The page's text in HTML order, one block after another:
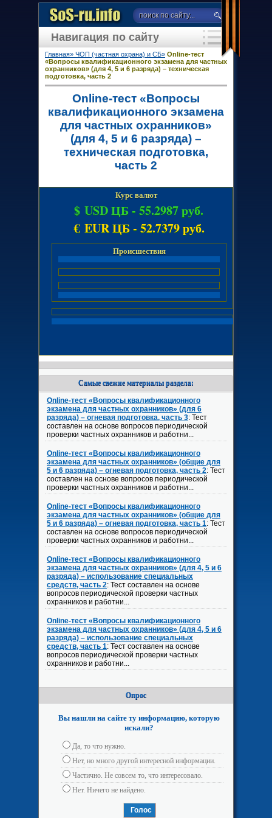
Главная» ЧОП (частная охрана) и СБ» Online-тест
«Вопросы квалификационного экзамена для частных
охранников» (для 4, 5 и 6 разряда) – техническая
подготовка, часть 2
Online-тест «Вопросы
квалификационного экзамена
для частных охранников»
(для 4, 5 и 6 разряда) –
техническая подготовка,
часть 2
Курс валют
$ USD ЦБ - 55.2987 руб.
€ EUR ЦБ - 52.7379 руб.
Происшествия
Самые свежие материалы раздела:
Online-тест «Вопросы квалификационного
экзамена для частных охранников» (для 6
разряда) – огневая подготовка, часть 3: Тест
составлен на основе вопросов периодической
проверки частных охранников и работни...
Online-тест «Вопросы квалификационного
экзамена для частных охранников» (общие для
5 и 6 разряда) – огневая подготовка, часть 2: Тест
составлен на основе вопросов периодической
проверки частных охранников и работни...
Online-тест «Вопросы квалификационного
экзамена для частных охранников» (общие для
5 и 6 разряда) – огневая подготовка, часть 1: Тест
составлен на основе вопросов периодической
проверки частных охранников и работни...
Online-тест «Вопросы квалификационного
экзамена для частных охранников» (для 4, 5 и 6
разряда) – использование специальных
средств, часть 2: Тест составлен на основе
вопросов периодической проверки частных
охранников и работни...
Online-тест «Вопросы квалификационного
экзамена для частных охранников» (для 4, 5 и 6
разряда) – использование специальных
средств, часть 1: Тест составлен на основе
вопросов периодической проверки частных
охранников и работни...
Опрос
Вы нашли на сайте ту информацию, которую
искали?
Да, то что нужно.
Нет, но много другой интересной информации.
Частично. Не совсем то, что интересовало.
Нет. Ничего не найдено.
Навигация по сайту